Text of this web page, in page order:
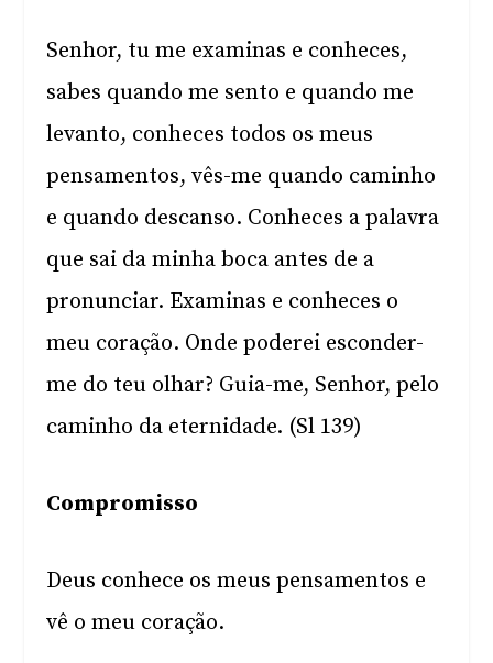
Senhor, tu me examinas e conheces,
sabes quando me sento e quando me
levanto, conheces todos os meus
pensamentos, vês-me quando caminho
e quando descanso. Conheces a palavra
que sai da minha boca antes de a
pronunciar. Examinas e conheces o
meu coração. Onde poderei esconder-
me do teu olhar? Guia-me, Senhor, pelo
caminho da eternidade. (Sl 139)
Compromisso
Deus conhece os meus pensamentos e
vê o meu coração.